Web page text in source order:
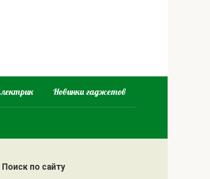
Новинки гаджетов
Поиск по сайту